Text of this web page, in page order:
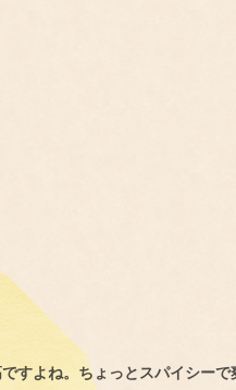
すよね。ちょっとスパイシー